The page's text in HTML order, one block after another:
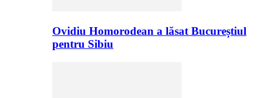
Ovidiu Homorodean a lăsat Bucureștiul
pentru Sibiu